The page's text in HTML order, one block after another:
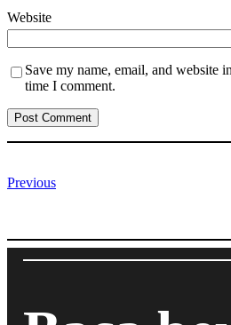
Website
Save my name, email, and website
time I comment.
Previous